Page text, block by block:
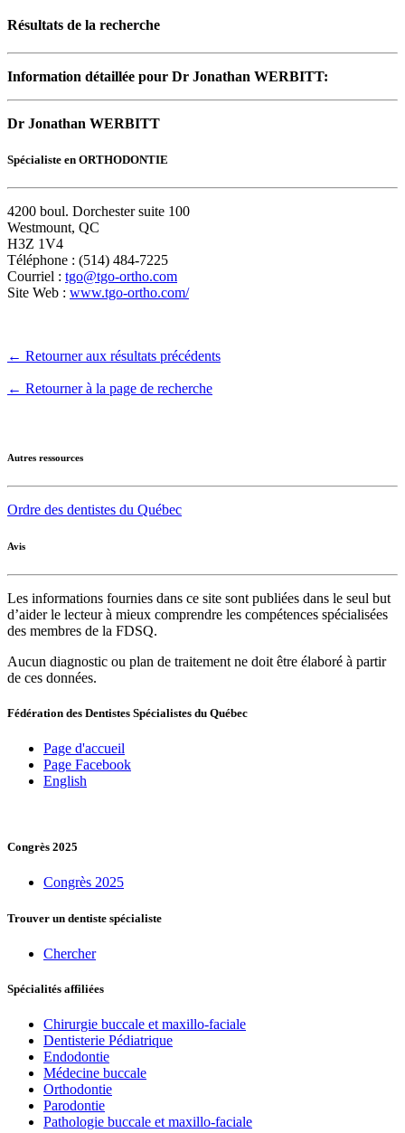
Résultats de la recherche
Information détaillée pour Dr Jonathan WERBITT:
Dr Jonathan WERBITT
Spécialiste en ORTHODONTIE
4200 boul. Dorchester suite 100
Westmount, QC
H3Z 1V4
Téléphone : (514) 484-7225
Courriel : tgo@tgo-ortho.com
Site Web : www.tgo-ortho.com/
← Retourner aux résultats précédents
← Retourner à la page de recherche
Autres ressources
Ordre des dentistes du Québec
Avis
Les informations fournies dans ce site sont publiées dans le seul but
d’aider le lecteur à mieux comprendre les compétences spécialisées
des membres de la FDSQ.
Aucun diagnostic ou plan de traitement ne doit être élaboré à partir
de ces données.
Fédération des Dentistes Spécialistes du Québec
Page d'accueil
Page Facebook
English
Congrès 2025
Congrès 2025
Trouver un dentiste spécialiste
Chercher
Spécialités affiliées
Chirurgie buccale et maxillo-faciale
Dentisterie Pédiatrique
Endodontie
Médecine buccale
Orthodontie
Parodontie
Pathologie buccale et maxillo-faciale